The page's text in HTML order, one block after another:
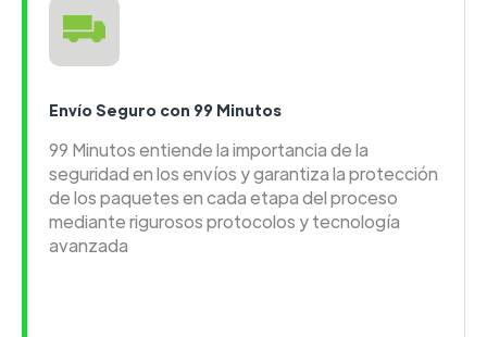
Envío Seguro con 99 Minutos
99 Minutos entiende la importancia de la
seguridad en los envíos y garantiza la protección
de los paquetes en cada etapa del proceso
mediante rigurosos protocolos y tecnología
avanzada